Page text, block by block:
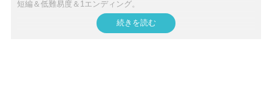
短編＆低難易度＆1エンディング。
続きを読む